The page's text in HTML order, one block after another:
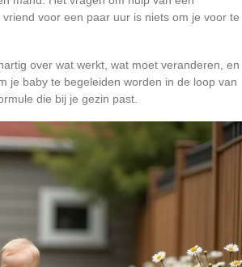
voor een paar uur is niets om je voor te
over wat werkt, wat moet veranderen, en
je baby te begeleiden worden in de loop van
die bij je gezin past.